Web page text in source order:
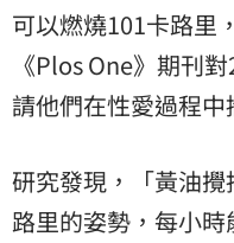
可以燃燒101卡路里
《Plos One》期刊
請他們在性愛過程中
研究發現，「黃油
路里的姿勢，每小